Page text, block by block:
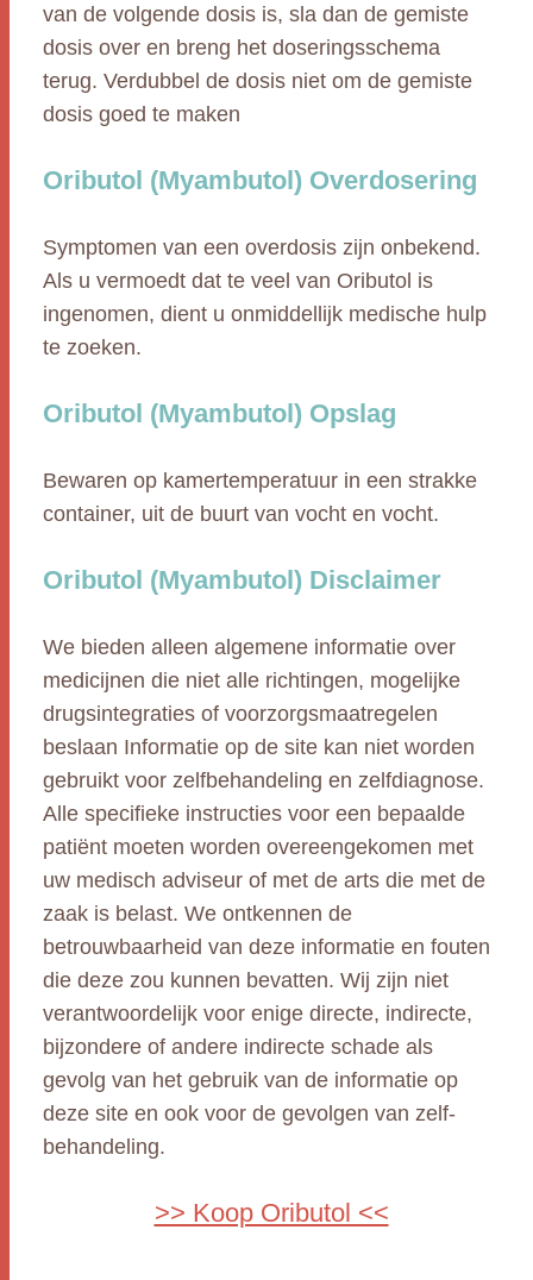
van de volgende dosis is, sla dan de gemiste
dosis over en breng het doseringsschema
terug. Verdubbel de dosis niet om de gemiste
dosis goed te maken
Oributol (Myambutol) Overdosering
Symptomen van een overdosis zijn onbekend.
Als u vermoedt dat te veel van Oributol is
ingenomen, dient u onmiddellijk medische hulp
te zoeken.
Oributol (Myambutol) Opslag
Bewaren op kamertemperatuur in een strakke
container, uit de buurt van vocht en vocht.
Oributol (Myambutol) Disclaimer
We bieden alleen algemene informatie over
medicijnen die niet alle richtingen, mogelijke
drugsintegraties of voorzorgsmaatregelen
beslaan Informatie op de site kan niet worden
gebruikt voor zelfbehandeling en zelfdiagnose.
Alle specifieke instructies voor een bepaalde
patiënt moeten worden overeengekomen met
uw medisch adviseur of met de arts die met de
zaak is belast. We ontkennen de
betrouwbaarheid van deze informatie en fouten
die deze zou kunnen bevatten. Wij zijn niet
verantwoordelijk voor enige directe, indirecte,
bijzondere of andere indirecte schade als
gevolg van het gebruik van de informatie op
deze site en ook voor de gevolgen van zelf-
behandeling.
>> Koop Oributol <<